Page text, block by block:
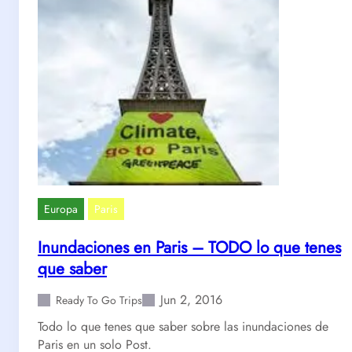
Europa Paris
Inundaciones en Paris – TODO lo que tenes
que saber
Ready To Go Trips
Jun 2, 2016
Todo lo que tenes que saber sobre las inundaciones de
Paris en un solo Post.